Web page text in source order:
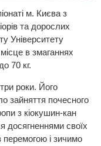
м. Києва з
та дорослих
Університету
в змаганнях
70 кг.
роки. Його
зайняття почесного
з кіокушин-кан
досягненнями своїх
і зичимо